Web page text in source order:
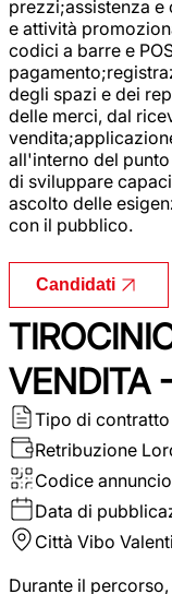
prezzi;assistenza e
e attività
codici a barre e
degli spazi e dei
delle merci, dal
all'interno del
di sviluppare
ascolto delle
con il pubblico.
Candidati
VENDITA
Tipo di contratto
Retribuzione
Codice annuncio
Data di
Città Vibo
Durante il